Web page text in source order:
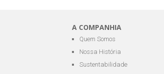
A COMPANHIA
Quem Somos
Nossa História
Sustentabilidade